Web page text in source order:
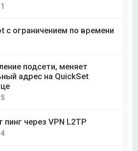
1
с ограничением по времени
подсети, меняет
адрес на QuickSet
5
пинг через VPN L2TP
4